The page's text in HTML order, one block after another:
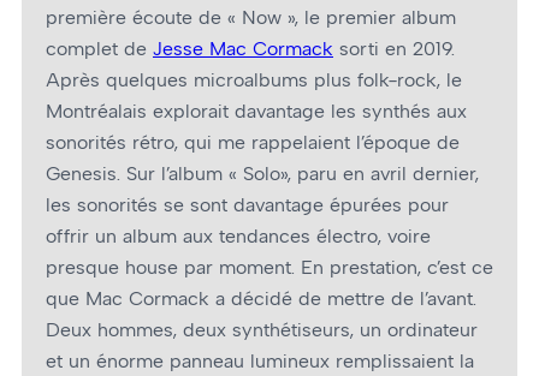
première écoute de « Now », le premier album
complet de Jesse Mac Cormack sorti en 2019.
Après quelques microalbums plus folk-rock, le
Montréalais explorait davantage les synthés aux
sonorités rétro, qui me rappelaient l’époque de
Genesis. Sur l’album « Solo», paru en avril dernier,
les sonorités se sont davantage épurées pour
offrir un album aux tendances électro, voire
presque house par moment. En prestation, c’est ce
que Mac Cormack a décidé de mettre de l’avant.
Deux hommes, deux synthétiseurs, un ordinateur
et un énorme panneau lumineux remplissaient la